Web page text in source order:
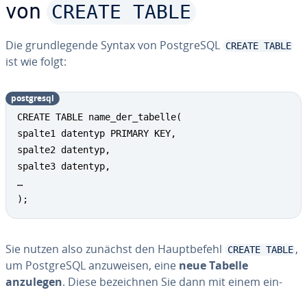
von CREATE TABLE
Die grund­le­gen­de Syntax von Post­greS­QL CREATE TABLE
ist wie folgt:
CREATE TABLE name_der_tabelle(
spalte1 datentyp PRIMARY KEY,
spalte2 datentyp,
spalte3 datentyp,
…
);
post­gres­ql
Sie nutzen also zunächst den Haupt­be­fehl CREATE TABLE ,
um Post­greS­QL an­zu­wei­sen, eine neue Tabelle
anzulegen. Diese be­zeich­nen Sie dann mit einem ein­